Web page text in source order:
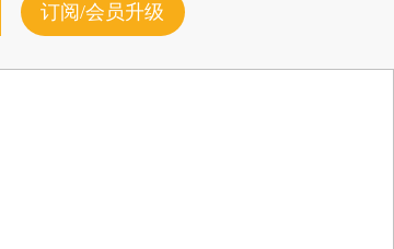
订阅/会员升级